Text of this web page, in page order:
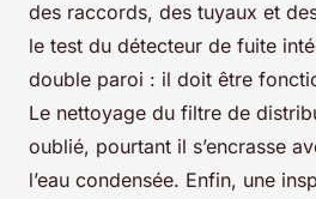
des raccords, des tuyaux et
le test du détecteur de fuite
double paroi : il doit être
Le nettoyage du filtre de
oublié, pourtant il s’encrasse
l’eau condensée. Enfin, une